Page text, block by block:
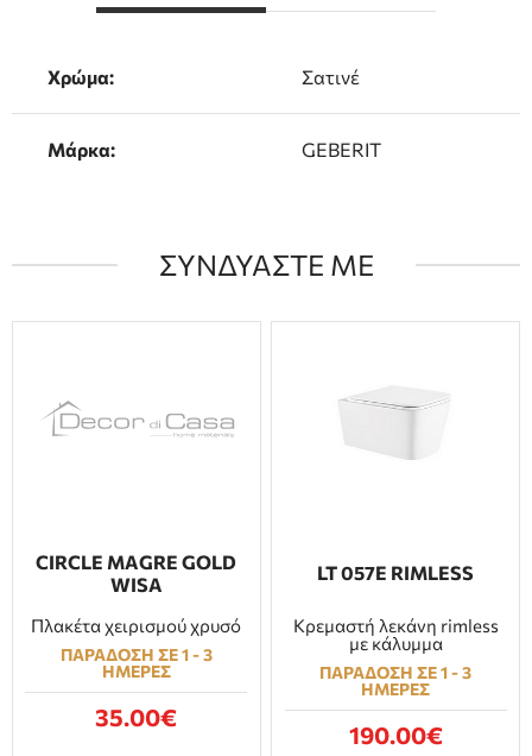
Χρώμα: Σατινέ
Μάρκα: GEBERIT
ΣΥΝΔΥΑΣΤΕ ΜΕ
CIRCLE MAGRE GOLD
WISA
Πλακέτα χειρισμού χρυσό
ΠΑΡΑΔΟΣΗ ΣΕ 1 - 3
ΗΜΕΡΕΣ
35.00€
LT 057E RIMLESS
Κρεμαστή λεκάνη rimless
με κάλυμμα
ΠΑΡΑΔΟΣΗ ΣΕ 1 - 3
ΗΜΕΡΕΣ
190.00€